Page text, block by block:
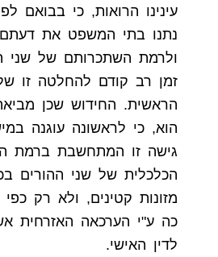
עינינו הרואות, כי בבואם
נתנו בתי המשפט את דעתם
ולרמת השתכרותם של שני
זמן רב קודם להחלטה זו
הראשית. החידוש שכן
הוא, כי לראשונה עוגנה
גישה זו המתחשבת ברמת
הכלכלית של שני ההורים
מזונות קטינים, ולא רק
כה ע"י הערכאה האזרחית
לדין האישי.